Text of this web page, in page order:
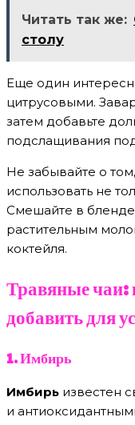
Читать так же:
столу
Еще один
цитрусовыми.
затем добавьте
подслащивания
Не забывайте о
использовать не
Смешайте в
растительным
коктейля.
Травяные чаи:
добавить для
1. Имбирь
Имбирь известен
и